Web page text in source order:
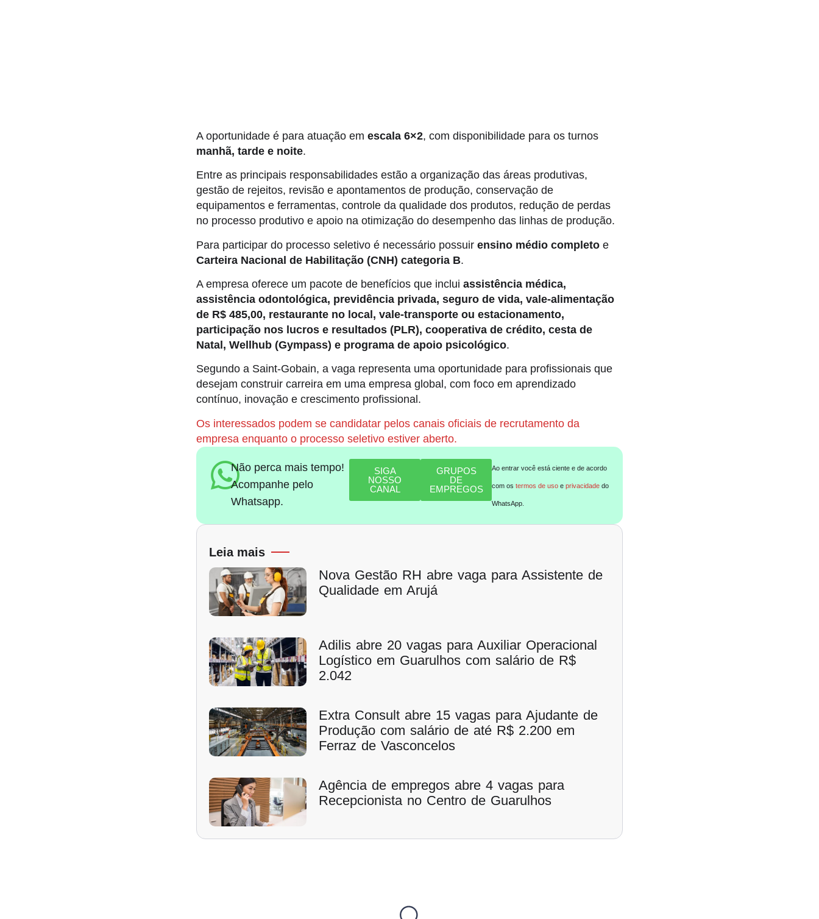
A oportunidade é para atuação em escala 6×2, com disponibilidade para os turnos
manhã, tarde e noite.
Entre as principais responsabilidades estão a organização das áreas produtivas,
gestão de rejeitos, revisão e apontamentos de produção, conservação de
equipamentos e ferramentas, controle da qualidade dos produtos, redução de perdas
no processo produtivo e apoio na otimização do desempenho das linhas de produção.
Para participar do processo seletivo é necessário possuir ensino médio completo e
Carteira Nacional de Habilitação (CNH) categoria B.
A empresa oferece um pacote de benefícios que inclui assistência médica,
assistência odontológica, previdência privada, seguro de vida, vale-alimentação
de R$ 485,00, restaurante no local, vale-transporte ou estacionamento,
participação nos lucros e resultados (PLR), cooperativa de crédito, cesta de
Natal, Wellhub (Gympass) e programa de apoio psicológico.
Segundo a Saint-Gobain, a vaga representa uma oportunidade para profissionais que
desejam construir carreira em uma empresa global, com foco em aprendizado
contínuo, inovação e crescimento profissional.
Os interessados podem se candidatar pelos canais oficiais de recrutamento da
empresa enquanto o processo seletivo estiver aberto.
Não perca mais tempo!
Acompanhe pelo
Whatsapp.
SIGA
NOSSO
CANAL
GRUPOS
DE
EMPREGOS
Ao entrar você está ciente e de acordo
com ostermos de uso eprivacidade do
WhatsApp.
Leia mais
Nova Gestão RH abre vaga para Assistente de
Qualidade em Arujá
Adilis abre 20 vagas para Auxiliar Operacional
Logístico em Guarulhos com salário de R$
2.042
Extra Consult abre 15 vagas para Ajudante de
Produção com salário de até R$ 2.200 em
Ferraz de Vasconcelos
Agência de empregos abre 4 vagas para
Recepcionista no Centro de Guarulhos